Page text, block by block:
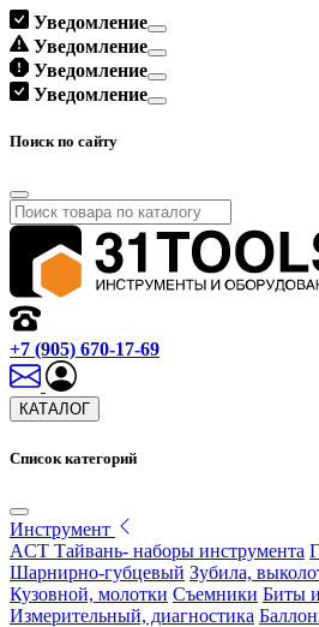
Уведомление
Уведомление
Уведомление
Уведомление
Поиск по сайту
+7 (905) 670-17-69
КАТАЛОГ
Список категорий
Инструмент
ACT Тайвань- наборы инструмента
Шарнирно-губцевый Зубила,
Кузовной, молотки Съемники Биты
Измерительный, диагностика